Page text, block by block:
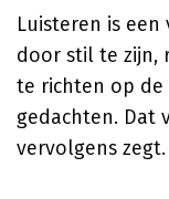
Luisteren is
door stil te zijn,
te richten op de
gedachten. Dat
vervolgens zegt.